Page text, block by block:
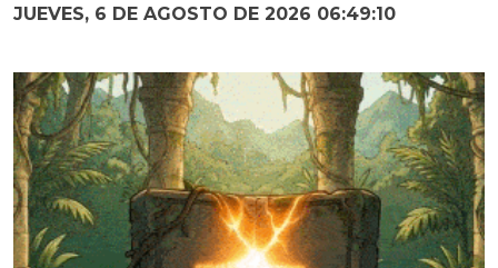
JUEVES, 6 DE AGOSTO DE 2026 06:49:11